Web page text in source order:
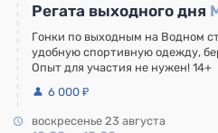
Регата выходного дня
Гонки по выходным на Водном
удобную спортивную одежду,
Опыт для участия не нужен! 14+
6 000 ₽
воскресенье 23 августа